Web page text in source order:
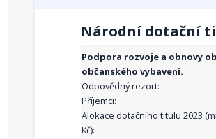
Národní dotační
Podpora rozvoje a obnovy
občanského vybavení.
Odpovědný rezort:
Příjemci:
Alokace dotačního titulu 2023
Kč):